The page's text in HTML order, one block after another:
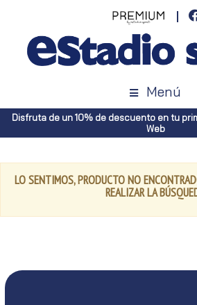
Menú
Disfruta de un 10% de descuento en tu
Web
LO SENTIMOS, PRODUCTO NO
REALIZAR LA